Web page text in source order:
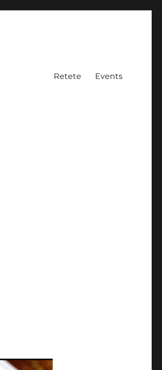
Retete Events